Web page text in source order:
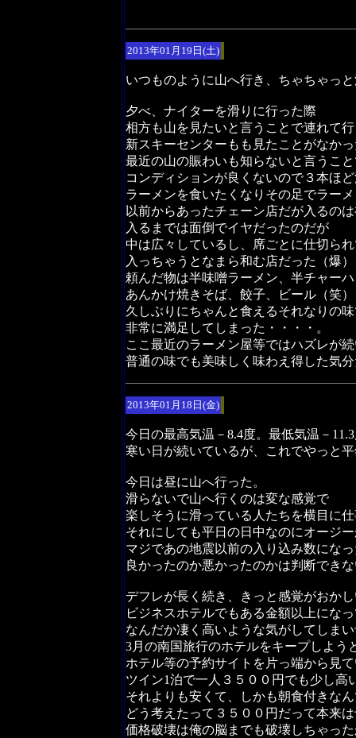
2013年01月19日(土)
いつものように山へ行き、ちゃちゃっ
夕べ、ナイターを滑りに行った際
相方も山を見たいと言うことで連れて
新スキーセンターもも見たことがなか
最近の山の賑わいも知らないと言うこ
コンディションが良くないので３本ほ
ラーメンを食いたくなりその足でラー
以前からあったチェーン店だが入るの
入るまでは面倒でイヤだったのだが
中は広々しているし、席ごとに仕切ら
入っちゃうとなまら和む店だった（爆）
頼んだ物は半味噌ラーメン、半チャー
あんかけ焼きそば、餃子、ビール（笑）
久しぶりにちゃんと食えるそれなりの
非常に満足してしまった・・・・。
ここ最近のラーメン屋等ではハズレが
普通の味でも美味しく味わえ得した気
2013年01月18日(金)
今日の最高気温－8.4度。最低気温－
寒い日が続いているが、これでやっと
今日は昼に山へ行った。
滑らないで山へ行くのは変な感覚で
楽しそうに滑っている人たちを横目に
それにしても平日の日中なのにオージ
マジであの地震以前の入り込み数にな
良かったのか悪かったのかは判断でき
デフレが長く続き、きっと感覚がおか
ビジネスホテルでもある金額以上にな
なんだか凄く高いような気がしてしま
3月の南国旅行のホテルをキープしよう
ホテル等の予約サイトを片っ端から見
ツイン1泊で一人３５００円でも少し高
それよりも安くて、しかも朝食付きな
どう考えたって３５００円だって本来
価格破壊は俺の脳までも破壊しちゃっ